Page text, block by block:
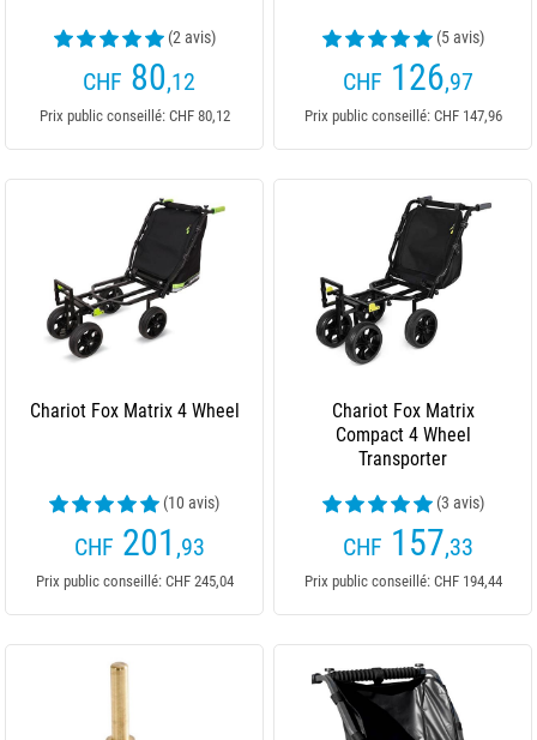
(2 avis)
CHF 80,12
Prix public conseillé: CHF 80,12
(5 avis)
CHF 126,97
Prix public conseillé: CHF 147,96
Chariot Fox Matrix 4 Wheel
(10 avis)
CHF 201 ,93
Prix public conseillé: CHF 245,04
Chariot Fox Matrix
Compact 4 Wheel
Transporter
(3 avis)
CHF 157,33
Prix public conseillé: CHF 194,44